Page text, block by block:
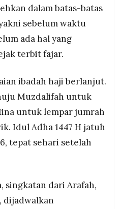
dalam batas-batas
sebelum waktu
ada hal yang
terbit fajar.
ibadah haji berlanjut.
Muzdalifah untuk
untuk lempar jumrah
Idul Adha 1447 H jatuh
tepat sehari setelah
singkatan dari Arafah,
dijadwalkan